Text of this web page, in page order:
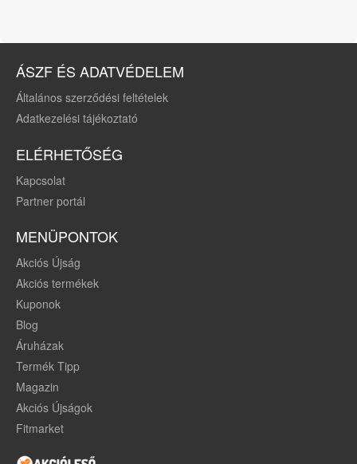
ÁSZF ÉS ADATVÉDELEM
Általános szerződési feltételek
Adatkezelési tájékoztató
ELÉRHETŐSÉG
Kapcsolat
Partner portál
MENÜPONTOK
Akciós Újság
Akciós termékek
Kuponok
Blog
Áruházak
Termék Tipp
Magazin
Akciós Újságok
Fitmarket